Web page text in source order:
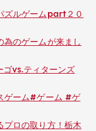
ズルゲームpart２０
のゲームが来まし
ゴvs.ティターンズ
ゲーム#ゲーム #ゲ
プロの取り方！栃木